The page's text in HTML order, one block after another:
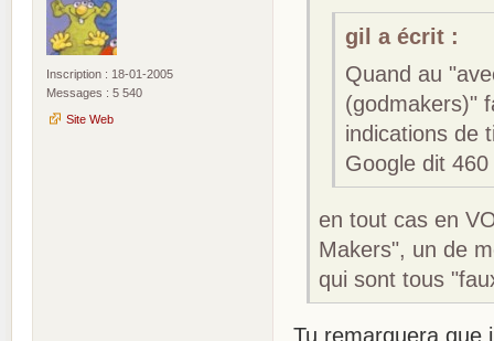
Inscription : 18-01-2005
Messages : 5 540
Site Web
gil a écrit :
Quand au
(godmakers)"
indications de
Google dit
en tout cas en
Makers", un de
qui sont tous
Tu remarquera que